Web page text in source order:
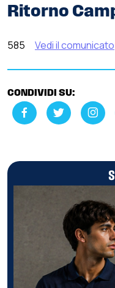
Ritorno
585 Vedi il comunicato
CONDIVIDI SU: